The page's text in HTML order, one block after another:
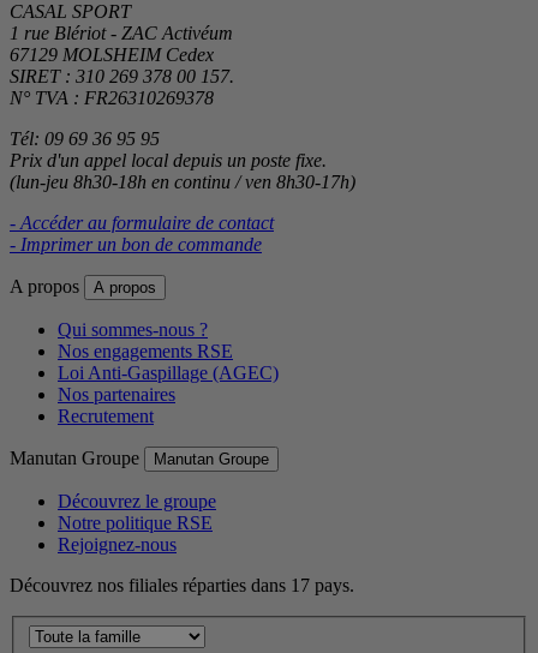
CASAL SPORT
1 rue Blériot - ZAC Activéum
67129 MOLSHEIM Cedex
SIRET : 310 269 378 00 157.
N° TVA : FR26310269378
Tél: 09 69 36 95 95
Prix d'un appel local depuis un poste fixe.
(lun-jeu 8h30-18h en continu / ven 8h30-17h)
- Accéder au formulaire de contact
- Imprimer un bon de commande
A propos A propos
Qui sommes-nous ?
Nos engagements RSE
Loi Anti-Gaspillage (AGEC)
Nos partenaires
Recrutement
Manutan Groupe Manutan Groupe
Découvrez le groupe
Notre politique RSE
Rejoignez-nous
Découvrez nos filiales réparties dans 17 pays.